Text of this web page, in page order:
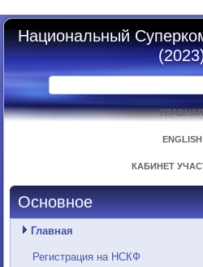
Национальный
ГЛАВНАЯ
ENGLISH
КАБИНЕТ
Основное
Главная
Регистрация на НСКФ